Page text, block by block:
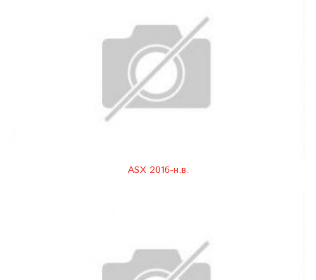
ASX 2016-н.в.